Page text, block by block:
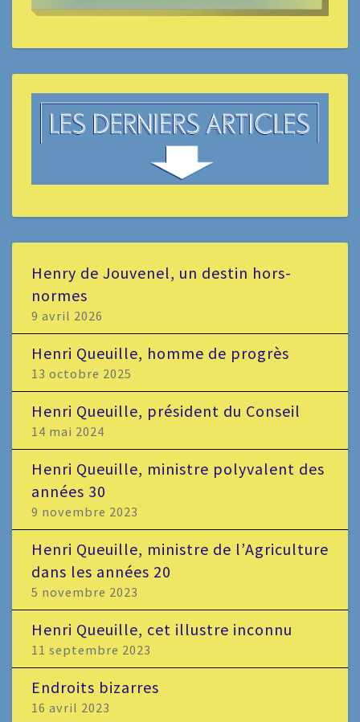
Henry de Jouvenel, un destin hors-
normes
9 avril 2026
Henri Queuille, homme de progrès
13 octobre 2025
Henri Queuille, président du Conseil
14 mai 2024
Henri Queuille, ministre polyvalent des
années 30
9 novembre 2023
Henri Queuille, ministre de l’Agriculture
dans les années 20
5 novembre 2023
Henri Queuille, cet illustre inconnu
11 septembre 2023
Endroits bizarres
16 avril 2023